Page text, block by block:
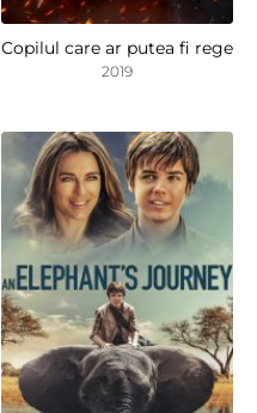
Copilul care ar putea fi rege
2019